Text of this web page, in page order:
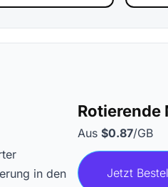
in den
Rotierende
Aus $0.87/GB
Jetzt